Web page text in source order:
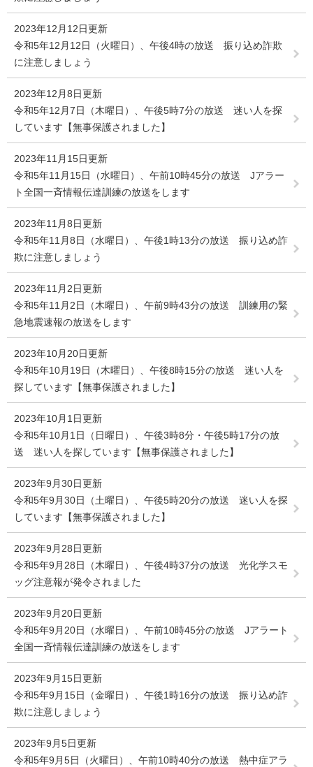
2023年12月12日更新
令和5年12月12日（火曜日）、午後4時の放送 振り込め詐欺
に注意しましょう
2023年12月8日更新
令和5年12月7日（木曜日）、午後5時7分の放送 迷い人を探
しています【無事保護されました】
2023年11月15日更新
令和5年11月15日（水曜日）、午前10時45分の放送 Jアラー
ト全国一斉情報伝達訓練の放送をします
2023年11月8日更新
令和5年11月8日（水曜日）、午後1時13分の放送 振り込め詐
欺に注意しましょう
2023年11月2日更新
令和5年11月2日（木曜日）、午前9時43分の放送 訓練用の緊
急地震速報の放送をします
2023年10月20日更新
令和5年10月19日（木曜日）、午後8時15分の放送 迷い人を
探しています【無事保護されました】
2023年10月1日更新
令和5年10月1日（日曜日）、午後3時8分・午後5時17分の放
送 迷い人を探しています【無事保護されました】
2023年9月30日更新
令和5年9月30日（土曜日）、午後5時20分の放送 迷い人を探
しています【無事保護されました】
2023年9月28日更新
令和5年9月28日（木曜日）、午後4時37分の放送 光化学スモ
ッグ注意報が発令されました
2023年9月20日更新
令和5年9月20日（水曜日）、午前10時45分の放送 Jアラート
全国一斉情報伝達訓練の放送をします
2023年9月15日更新
令和5年9月15日（金曜日）、午後1時16分の放送 振り込め詐
欺に注意しましょう
2023年9月5日更新
令和5年9月5日（火曜日）、午前10時40分の放送 熱中症アラ